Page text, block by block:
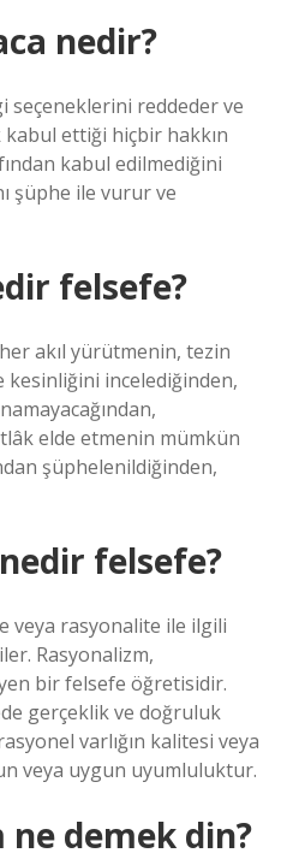
nedir?
seçeneklerini reddeder ve
ettiği hiçbir hakkın
kabul edilmediğini
şüphe ile vurur ve
felsefe?
akıl yürütmenin, tezin
incelediğinden,
elde etmenin mümkün
şüphelenildiğinden,
felsefe?
veya rasyonalite ile ilgili
Rasyonalizm,
bir felsefe öğretisidir.
gerçeklik ve doğruluk
varlığın kalitesi veya
veya uygun uyumluluktur.
ne demek din?